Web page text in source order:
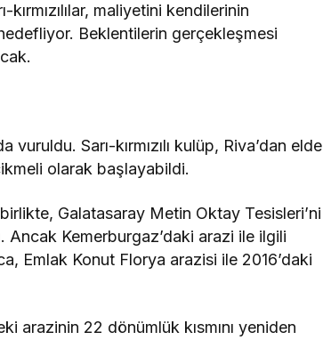
maliyetini kendilerinin
Beklentilerin gerçekleşmesi
Sarı-kırmızılı kulüp, Riva’dan elde
olarak başlayabildi.
Galatasaray Metin Oktay Tesisleri’ni
Ancak Kemerburgaz’daki arazi ile ilgili
Emlak Konut Florya arazisi ile 2016’daki
arazinin 22 dönümlük kısmını yeniden